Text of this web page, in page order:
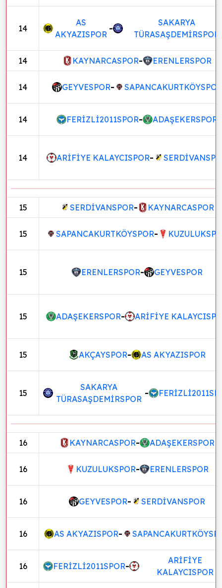
14
AS
AKYAZISPOR
-
SAKARYA
TÜRASAŞDEMİRSPOR
14 KAYNARCASPOR- ERENLERSPOR
14 GEYVESPOR- SAPANCAKURTKÖYSPOR
14 FERİZLİ2011SPOR- ADAŞEKERSPOR
14 ARİFİYE KALAYCISPOR-
15 SERDİVANSPOR- KAYNARCASPOR
15 SAPANCAKURTKÖYSPOR-
15 ERENLERSPOR- GEYVESPOR
15 ADAŞEKERSPOR- ARİFİYE
15 AKÇAYSPOR- AS AKYAZISPOR
15
SAKARYA
TÜRASAŞDEMİRSPOR
-
16 KAYNARCASPOR- ADAŞEKERSPOR
16 KUZULUKSPOR- ERENLERSPOR
16 GEYVESPOR- SERDİVANSPOR
16 AS AKYAZISPOR-
16 FERİZLİ2011SPOR-
ARİFİYE
KALAYCISPOR